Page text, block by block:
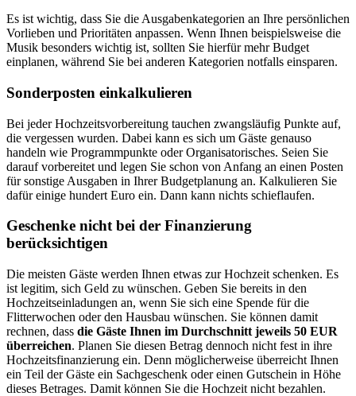
Es ist wichtig, dass Sie die Ausgabenkategorien an Ihre persönlichen
Vorlieben und Prioritäten anpassen. Wenn Ihnen beispielsweise die
Musik besonders wichtig ist, sollten Sie hierfür mehr Budget
einplanen, während Sie bei anderen Kategorien notfalls einsparen.
Sonderposten einkalkulieren
Bei jeder Hochzeitsvorbereitung tauchen zwangsläufig Punkte auf,
die vergessen wurden. Dabei kann es sich um Gäste genauso
handeln wie Programmpunkte oder Organisatorisches. Seien Sie
darauf vorbereitet und legen Sie schon von Anfang an einen Posten
für sonstige Ausgaben in Ihrer Budgetplanung an. Kalkulieren Sie
dafür einige hundert Euro ein. Dann kann nichts schieflaufen.
Geschenke nicht bei der Finanzierung
berücksichtigen
Die meisten Gäste werden Ihnen etwas zur Hochzeit schenken. Es
ist legitim, sich Geld zu wünschen. Geben Sie bereits in den
Hochzeitseinladungen an, wenn Sie sich eine Spende für die
Flitterwochen oder den Hausbau wünschen. Sie können damit
rechnen, dass die Gäste Ihnen im Durchschnitt jeweils 50 EUR
überreichen. Planen Sie diesen Betrag dennoch nicht fest in ihre
Hochzeitsfinanzierung ein. Denn möglicherweise überreicht Ihnen
ein Teil der Gäste ein Sachgeschenk oder einen Gutschein in Höhe
dieses Betrages. Damit können Sie die Hochzeit nicht bezahlen.